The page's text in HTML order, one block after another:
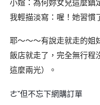
小媗：為何妳女兒這麼鎮
我輕描淡寫：喔！她習慣
耶～～～有說走就走的姐
飯店就走了，完全無行程
這麼兩光）。
ㄜˇ但不忘下網購訂單